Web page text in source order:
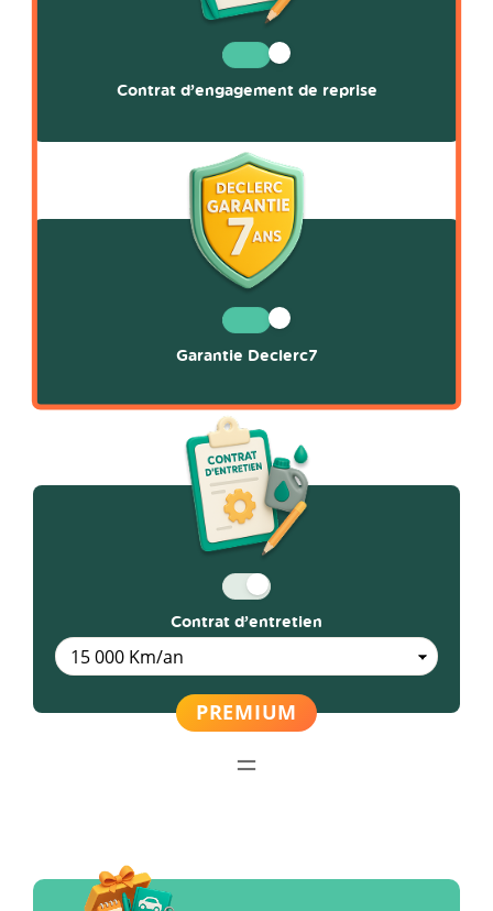
Contrat d’engagement de reprise
Garantie Declerc7
Contrat d’entretien